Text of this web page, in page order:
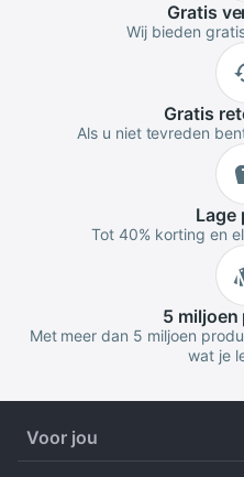
Gratis
Wij bieden
Gratis
Als u niet tevreden
Lage
Tot 40% korting en
5 miljoen
Met meer dan 5 miljoen
wat je
Voor jou